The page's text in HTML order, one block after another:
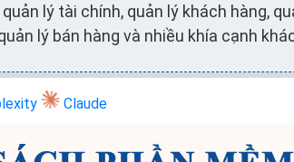
lý tài chính, quản lý khách hàng,
lý bán hàng và nhiều khía cạnh
Claude